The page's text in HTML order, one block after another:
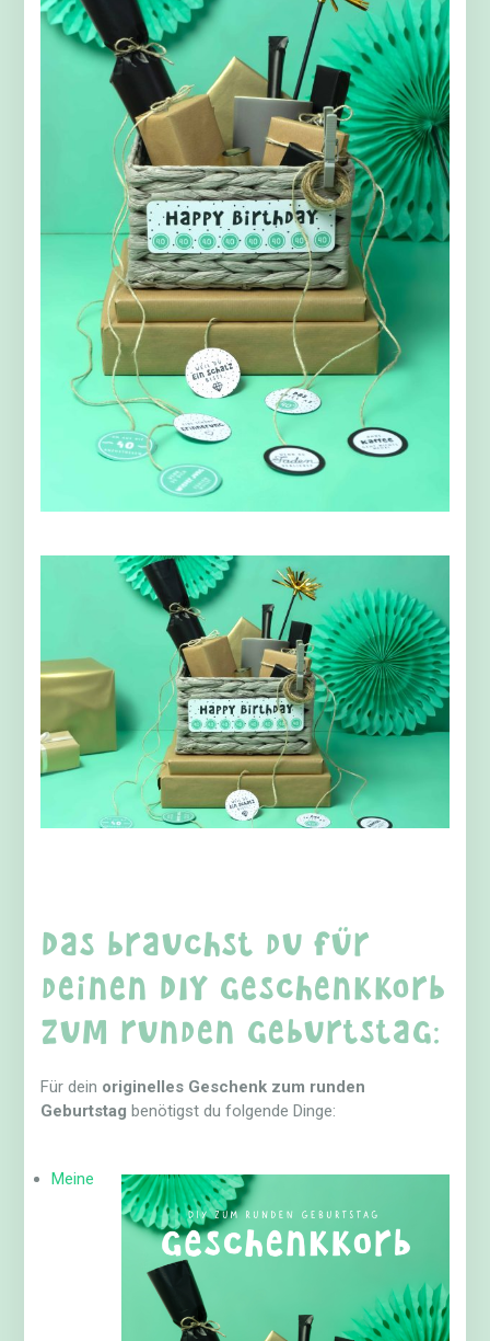
Das brauchst du für
deinen DIY Geschenkkorb
zum runden Geburtstag:
Für dein originelles Geschenk zum runden
Geburtstag benötigst du folgende Dinge:
Meine